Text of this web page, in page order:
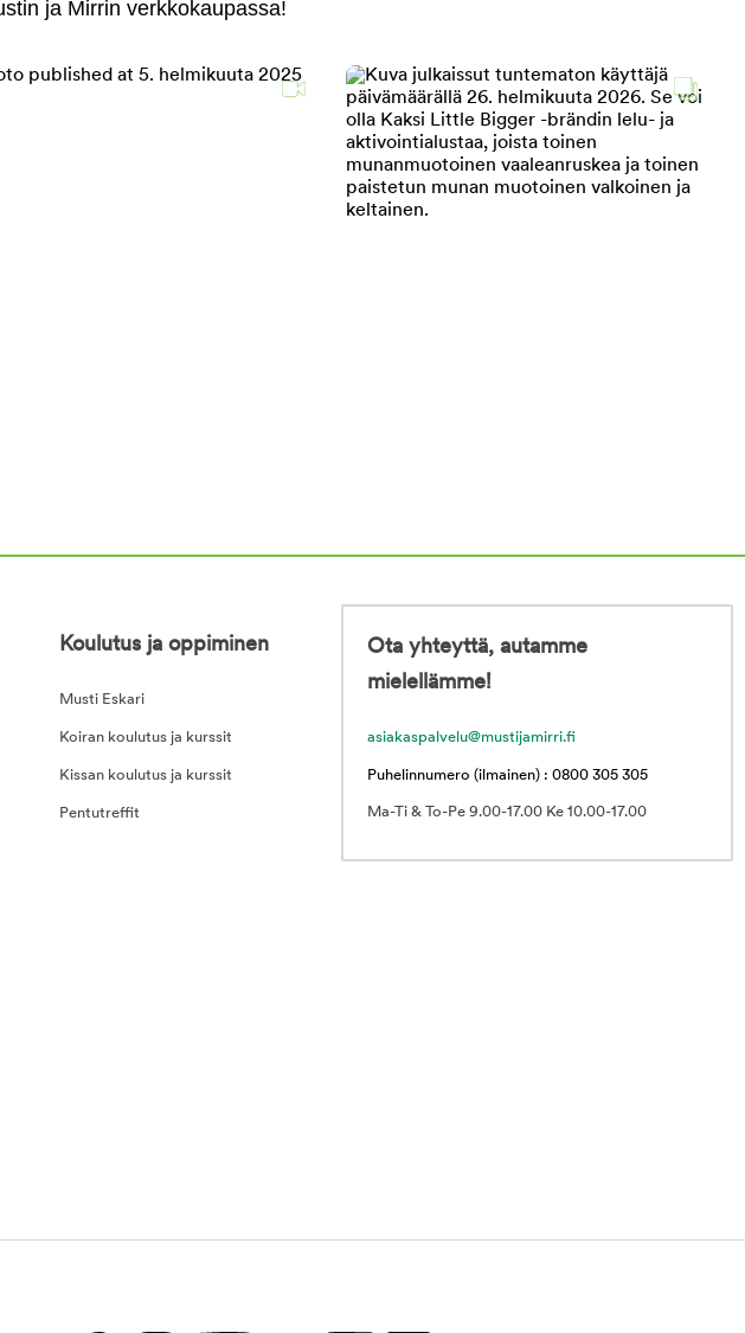
ja Mirrin verkkokaupassa!
Koulutus ja oppiminen
Musti Eskari
Koiran koulutus ja kurssit
Kissan koulutus ja kurssit
Pentutreffit
Ota yhteyttä, autamme
mielellämme!
asiakaspalvelu@mustijamirri.fi
Puhelinnumero (ilmainen) : 0800 305 305
Ma-Ti & To-Pe 9.00-17.00 Ke 10.00-17.00